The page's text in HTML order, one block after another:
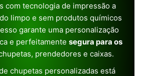
com tecnologia de impressão a
limpo e sem produtos químicos
garante uma personalização
e perfeitamente segura para os
prendedores e caixas.
chupetas personalizadas está